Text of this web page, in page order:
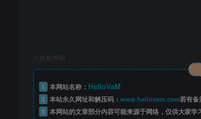
版权声明
1 本网站名称： HelloVaM
2 本站永久网址和解压码： www.hellovam.com若有备
3 本网站的文章部分内容可能来源于网络，仅供大家学